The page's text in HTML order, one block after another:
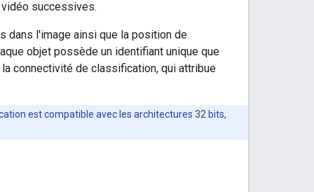
successives.
dans l'image ainsi que la position de
objet possède un identifiant unique que
connectivité de classification, qui attribue
est compatible avec les architectures 32 bits,